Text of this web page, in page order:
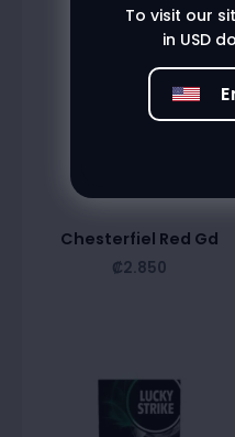
Chesterfiel Red Gd
₡2.850
To visit our
in USD